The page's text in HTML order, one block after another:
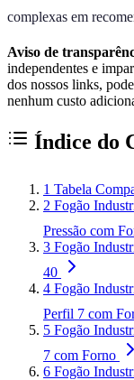
complexas em
Aviso de
independentes e
dos nossos links,
nenhum custo
Índice do
1 Tabela
2 Fogão
Pressão com
3 Fogão
40
4 Fogão
Perfil 7 com
5 Fogão
7 com Forno
6 Fogão